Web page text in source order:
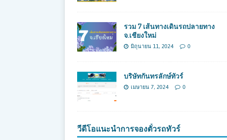
รวม 7 เส้นทางเดินรถปลายทาง
จ.เชียงใหม่
มิถุนายน 11, 2024 0
บริษัทกันทรลักษ์ทัวร์
เมษายน 7, 2024 0
วีดีโอแนะนำการจองตั๋วรถทัวร์